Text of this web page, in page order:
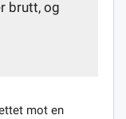
brutt, og
mot en